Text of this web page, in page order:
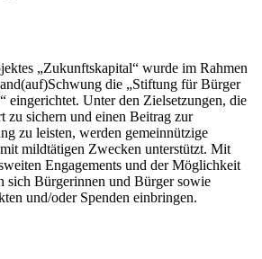
„Zukunftskapital“ wurde im Rahmen
die „Stiftung für Bürger
eingerichtet. Unter den Zielsetzungen, die
zu sichern und einen Beitrag zur
zu leisten, werden gemeinnützige
mildtätigen Zwecken unterstützt. Mit
Engagements und der Möglichkeit
sich Bürgerinnen und Bürger sowie
und/oder Spenden einbringen.